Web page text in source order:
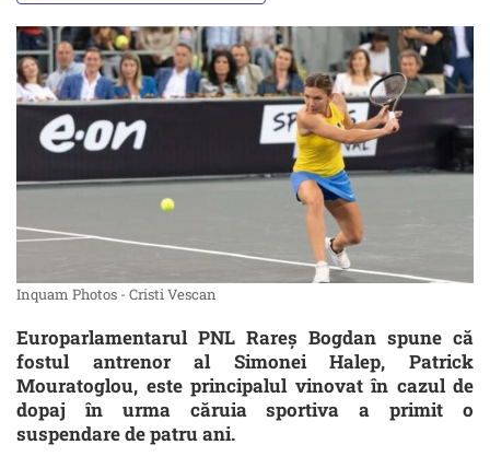
Inquam Photos - Cristi Vescan
Europarlamentarul PNL Rareş Bogdan spune că
fostul antrenor al Simonei Halep, Patrick
Mouratoglou, este principalul vinovat în cazul de
dopaj în urma căruia sportiva a primit o
suspendare de patru ani.